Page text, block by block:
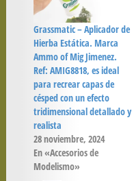
Grassmatic – Aplicador de
Hierba Estática. Marca
Ammo of Mig Jimenez.
Ref: AMIG8818, es ideal
para recrear capas de
césped con un efecto
tridimensional detallado y
realista
28 noviembre, 2024
En «Accesorios de
Modelismo»